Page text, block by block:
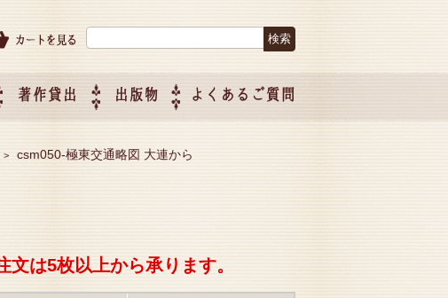
著作貸出 出版物 よくあるご質問
> csm050-極東交通略図 大連から
文は5枚以上から承ります。